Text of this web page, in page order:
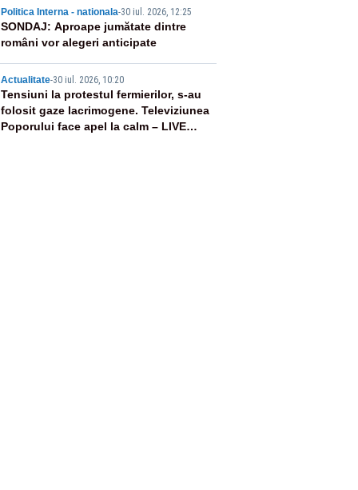
Politica Interna - nationala-30 iul. 2026, 12:25
SONDAJ: Aproape jumătate dintre
români vor alegeri anticipate
Actualitate-30 iul. 2026, 10:20
Tensiuni la protestul fermierilor, s-au
folosit gaze lacrimogene. Televiziunea
Poporului face apel la calm – LIVE